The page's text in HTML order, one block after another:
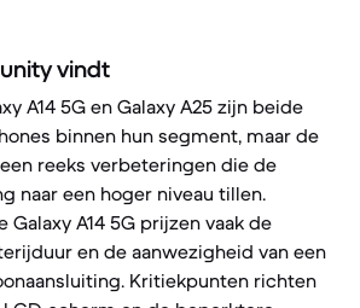
vindt
A14 5G en Galaxy A25 zijn beide
binnen hun segment, maar de
reeks verbeteringen die de
naar een hoger niveau tillen.
Galaxy A14 5G prijzen vaak de
en de aanwezigheid van een
Kritiekpunten richten